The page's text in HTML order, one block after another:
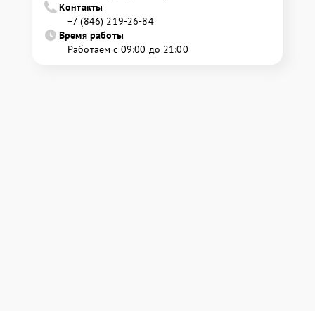
Контакты
+7 (846) 219-26-84
Время работы
Работаем с 09:00 до 21:00